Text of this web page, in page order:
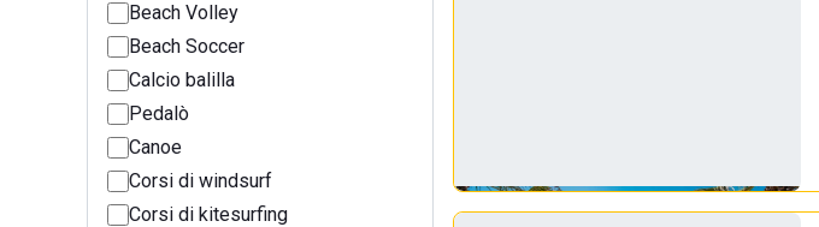
Beach Volley
Beach Soccer
Calcio balilla
Pedalò
Canoe
Corsi di windsurf
Corsi di kitesurfing